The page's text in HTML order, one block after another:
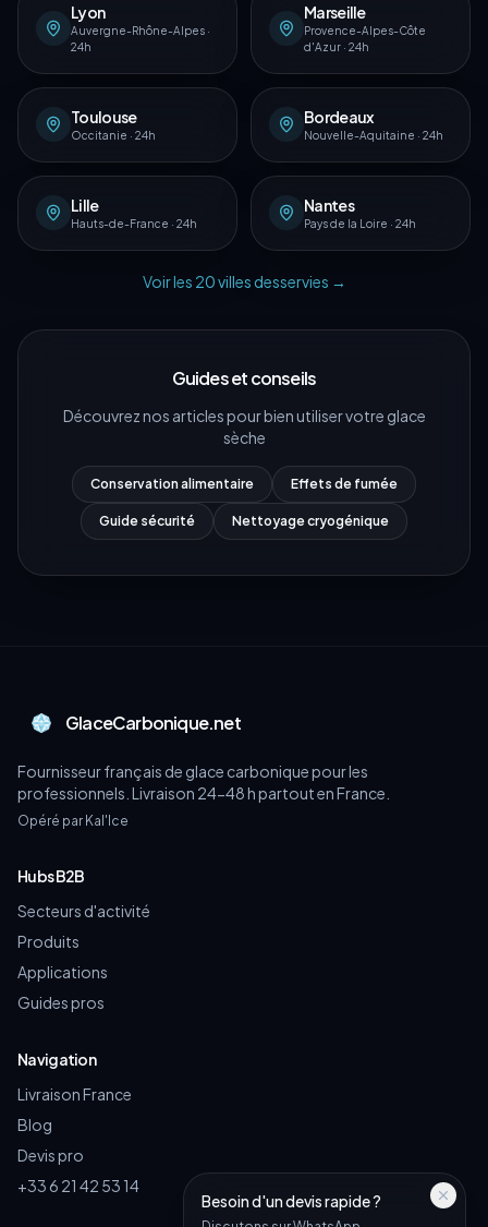
Lyon
Auvergne-Rhône-Alpes ·
24h
Marseille
Provence-Alpes-Côte
d'Azur · 24h
Toulouse
Occitanie · 24h
Bordeaux
Nouvelle-Aquitaine · 24h
Lille
Hauts-de-France · 24h
Nantes
Pays de la Loire · 24h
Voir les 20villes desservies →
Guides et conseils
Découvrez nos articles pour bien utiliser votre glace
sèche
Conservation alimentaire Effets de fumée
Guide sécurité Nettoyage cryogénique
GlaceCarbonique.net
Fournisseur français de glace carbonique pour les
professionnels. Livraison 24-48 h partout en France.
Opéré par Kal'Ice
Hubs B2B
Secteurs d'activité
Produits
Applications
Guides pros
Navigation
Livraison France
Blog
Devis pro
+33 6 21 42 53 14
Besoin d'un devis rapide ?